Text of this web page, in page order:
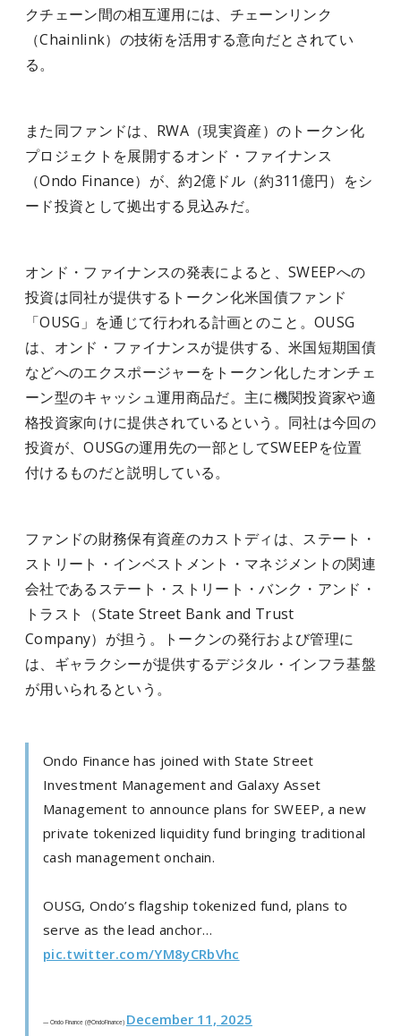
クチェーン間の相互運用には、チェーンリンク
（Chainlink）の技術を活用する意向だとされてい
る。
また同ファンドは、RWA（現実資産）のトークン化
プロジェクトを展開するオンド・ファイナンス
（Ondo Finance）が、約2億ドル（約311億円）をシ
ード投資として拠出する見込みだ。
オンド・ファイナンスの発表によると、SWEEPへの
投資は同社が提供するトークン化米国債ファンド
「OUSG」を通じて行われる計画とのこと。OUSG
は、オンド・ファイナンスが提供する、米国短期国債
などへのエクスポージャーをトークン化したオンチェ
ーン型のキャッシュ運用商品だ。主に機関投資家や適
格投資家向けに提供されているという。同社は今回の
投資が、OUSGの運用先の一部としてSWEEPを位置
付けるものだと説明している。
ファンドの財務保有資産のカストディは、ステート・
ストリート・インベストメント・マネジメントの関連
会社であるステート・ストリート・バンク・アンド・
トラスト（State Street Bank and Trust
Company）が担う。トークンの発行および管理に
は、ギャラクシーが提供するデジタル・インフラ基盤
が用いられるという。
Ondo Finance has joined with State Street
Investment Management and Galaxy Asset
Management to announce plans for SWEEP, a new
private tokenized liquidity fund bringing traditional
cash management onchain.
OUSG, Ondo’s flagship tokenized fund, plans to
serve as the lead anchor…
pic.twitter.com/YM8yCRbVhc
— Ondo Finance (@OndoFinance) December 11, 2025